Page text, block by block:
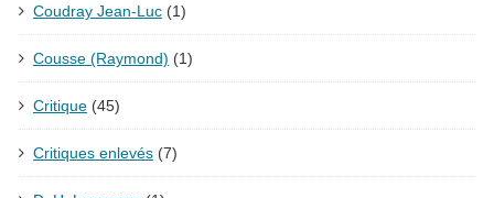
Coudray Jean-Luc (1)
Cousse (Raymond) (1)
Critique (45)
Critiques enlevés (7)